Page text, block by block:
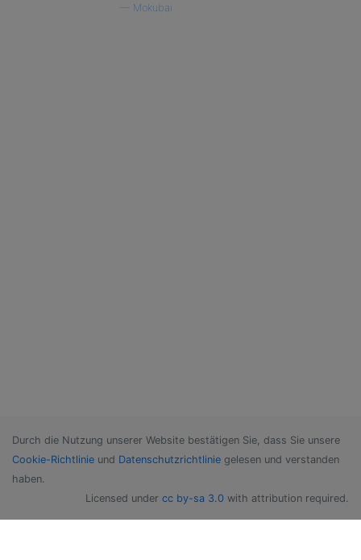
Mokubai
Durch die Nutzung unserer Website bestätigen Sie, dass Sie unsere
Cookie-Richtlinie und Datenschutzrichtlinie gelesen und verstanden
haben.
Licensed under cc by-sa 3.0 with attribution required.